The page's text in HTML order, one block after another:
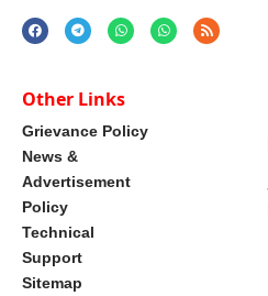
Other Links
Grievance Policy
News &
Advertisement
Policy
Technical
Support
Sitemap